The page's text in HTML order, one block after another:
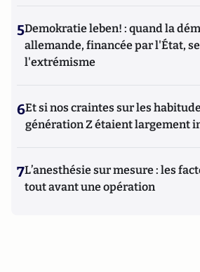
5Demokratie leben! : quand la
allemande, financée par l'État,
l'extrémisme
6Et si nos craintes sur les
génération Z étaient largement
7L’anesthésie sur mesure : les
tout avant une opération